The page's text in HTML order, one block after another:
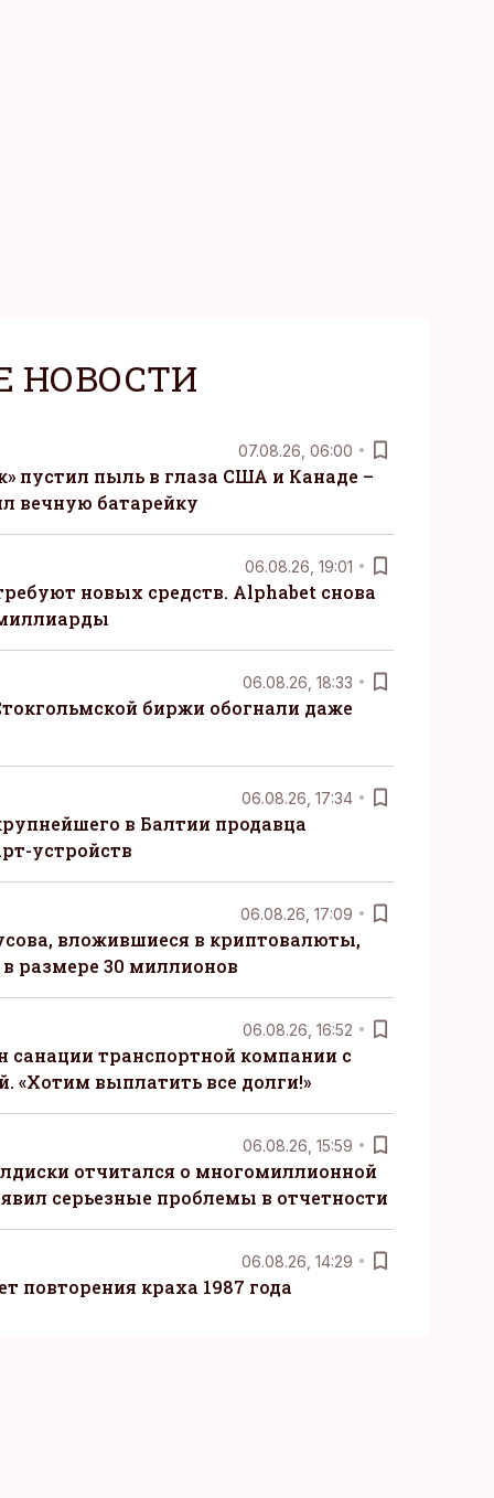
НОВОСТИ
07.08.26, 06:00
пустил пыль в глаза США и Канаде –
вечную батарейку
06.08.26, 19:01
новых средств. Alphabet снова
06.08.26, 18:33
биржи обогнали даже
06.08.26, 17:34
в Балтии продавца
устройств
06.08.26, 17:09
вложившиеся в криптовалюты,
размере 30 миллионов
06.08.26, 16:52
санации транспортной компании с
«Хотим выплатить все долги!»
06.08.26, 15:59
отчитался о многомиллионной
серьезные проблемы в отчетности
06.08.26, 14:29
повторения краха 1987 года